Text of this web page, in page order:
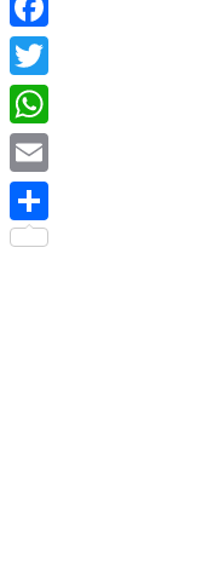
Facebook
Twitter
WhatsApp
Email
Compartir